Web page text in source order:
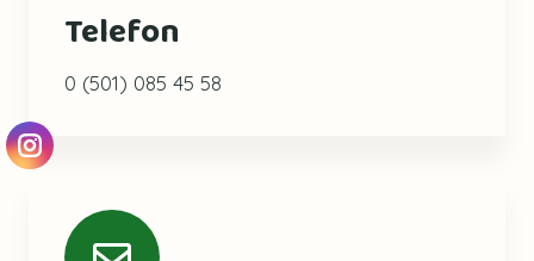
Telefon
0 (501) 085 45 58